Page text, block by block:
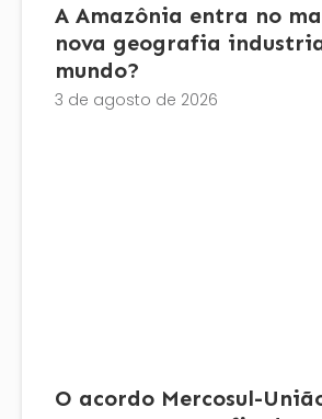
A Amazônia entra no
nova geografia
mundo?
3 de agosto de 2026
O acordo Mercosul-